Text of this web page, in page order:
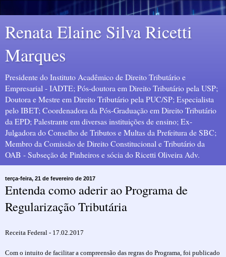
Renata Elaine Silva Ricetti
Marques
Presidente do Instituto Acadêmico de Direito Tributário e
Empresarial - IADTE; Pós-doutora em Direito Tributário pela USP;
Doutora e Mestre em Direito Tributário pela PUC/SP; Especialista
pelo IBET; Coordenadora da Pós-Graduação em Direito Tributário
da EPD; Palestrante em diversas instituições de ensino; Ex-
Julgadora do Conselho de Tributos e Multas da Prefeitura de SBC;
Membro da Comissão de Direito Constitucional e Tributário da
OAB - Subseção de Pinheiros e sócia do Ricetti Oliveira Adv.
terça-feira, 21 de fevereiro de 2017
Entenda como aderir ao Programa de
Regularização Tributária
Receita Federal - 17.02.2017
Com o intuito de facilitar a compreensão das regras do Programa, foi publicado